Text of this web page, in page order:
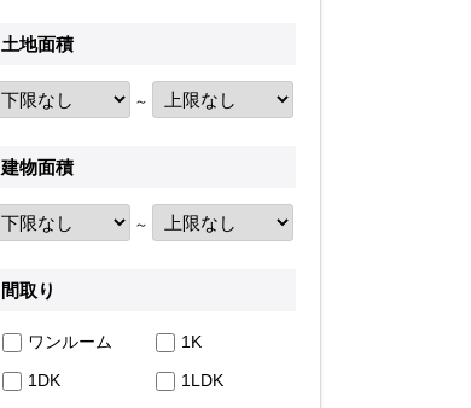
土地面積
～
建物面積
～
間取り
ワンルーム
1K
1DK
1LDK